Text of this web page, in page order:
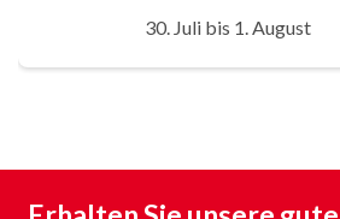
30. Juli bis 1. August